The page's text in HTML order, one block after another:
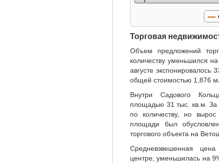
Торговая
Объем предложений
количеству уменьшился
августе
общей стоимостью 1,876
Внутри Садового
площадью 31 тыс. кв.м.
по количеству, но
площади был
торгового объекта на
Средневзвешенная
центре, уменьшилась на